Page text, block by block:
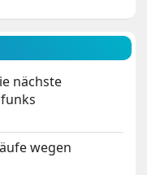
nächste
wegen